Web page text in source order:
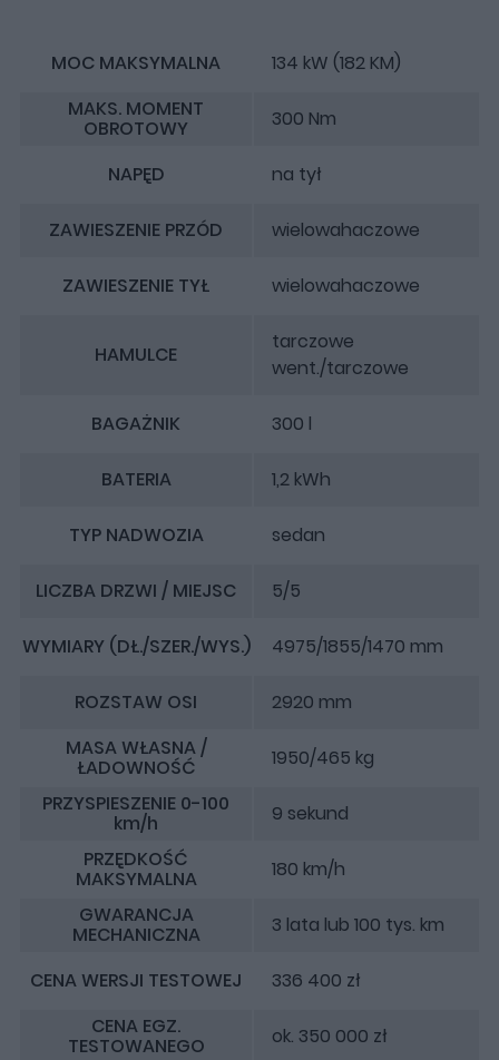
MOC MAKSYMALNA
134 kW (182 KM)
MAKS. MOMENT
OBROTOWY 300 Nm
NAPĘD na tył
ZAWIESZENIE PRZÓD wielowahaczowe
ZAWIESZENIE TYŁ wielowahaczowe
HAMULCE
tarczowe
went./tarczowe
BAGAŻNIK 300 l
BATERIA 1,2 kWh
TYP NADWOZIA sedan
LICZBA DRZWI / MIEJSC 5/5
WYMIARY (DŁ./SZER./WYS.) 4975/1855/1470 mm
ROZSTAW OSI
2920 mm
MASA WŁASNA /
ŁADOWNOŚĆ
1950/465 kg
PRZYSPIESZENIE 0-100
km/h
9 sekund
PRZĘDKOŚĆ
MAKSYMALNA
180 km/h
GWARANCJA
MECHANICZNA 3 lata lub 100 tys. km
CENA WERSJI TESTOWEJ
336 400 zł
CENA EGZ.
TESTOWANEGO ok. 350 000 zł